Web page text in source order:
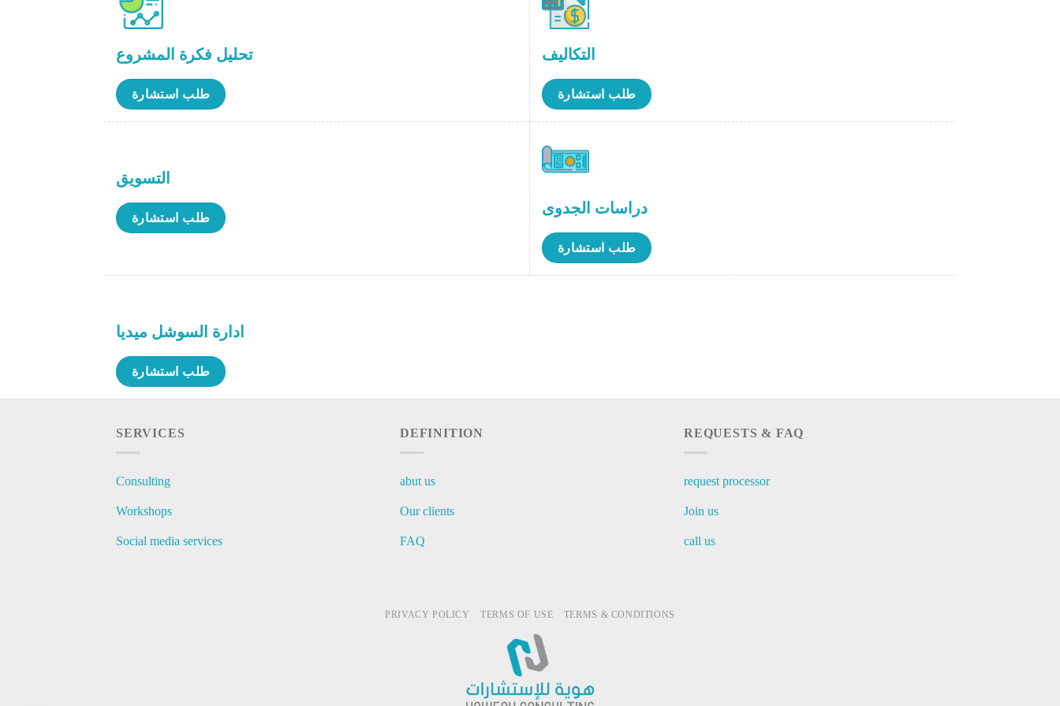
تحليل فكرة المشروع
طلب استشارة
التكاليف
طلب استشارة
التسويق
طلب استشارة
دراسات الجدوى
طلب استشارة
ادارة السوشل ميديا
طلب استشارة
SERVICES
Consulting
Workshops
Social media services
DEFINITION
abut us
Our clients
FAQ
REQUESTS & FAQ
request processor
Join us
call us
PRIVACY POLICY TERMS OF USE TERMS & CONDITIONS